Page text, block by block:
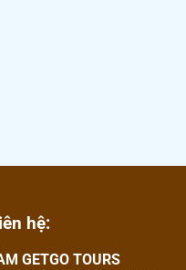
hệ:
GETGO TOURS